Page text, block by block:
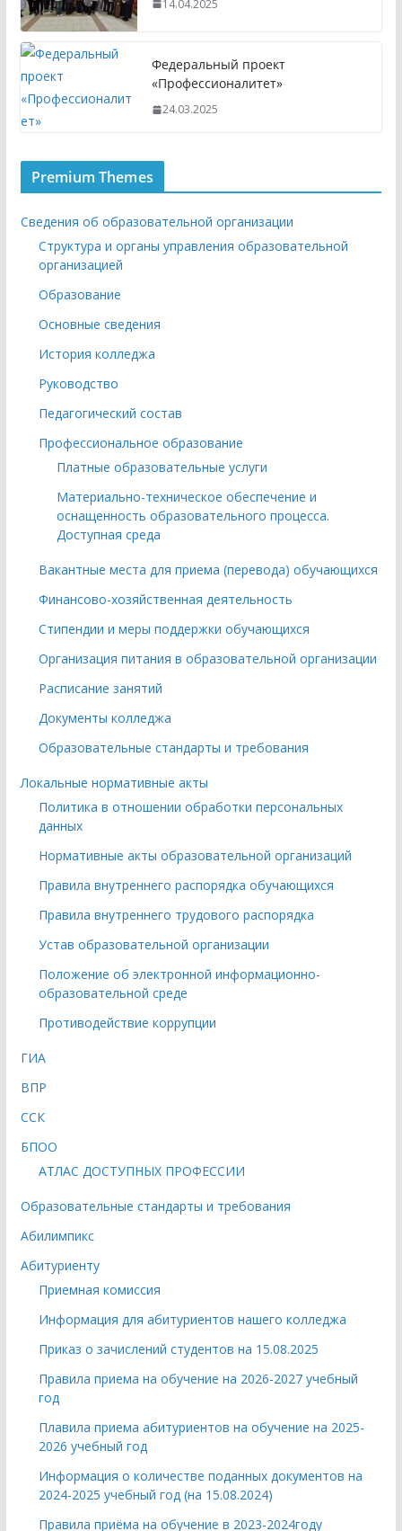
14.04.2025
Федеральный проект
«Профессионалитет»
24.03.2025
Premium Themes
Сведения об образовательной организации
Структура и органы управления образовательной
организацией
Образование
Основные сведения
История колледжа
Руководство
Педагогический состав
Профессиональное образование
Платные образовательные услуги
Материально-техническое обеспечение и
оснащенность образовательного процесса.
Доступная среда
Вакантные места для приема (перевода) обучающихся
Финансово-хозяйственная деятельность
Стипендии и меры поддержки обучающихся
Организация питания в образовательной организации
Расписание занятий
Документы колледжа
Образовательные стандарты и требования
Локальные нормативные акты
Политика в отношении обработки персональных
данных
Нормативные акты образовательной организаций
Правила внутреннего распорядка обучающихся
Правила внутреннего трудового распорядка
Устав образовательной организации
Положение об электронной информационно-
образовательной среде
Противодействие коррупции
ГИА
ВПР
ССК
БПОО
АТЛАС ДОСТУПНЫХ ПРОФЕССИИ
Образовательные стандарты и требования
Абилимпикс
Абитуриенту
Приемная комиссия
Информация для абитуриентов нашего колледжа
Приказ о зачислений студентов на 15.08.2025
Правила приема на обучение на 2026-2027 учебный
год
Плавила приема абитуриентов на обучение на 2025-
2026 учебный год
Информация о количестве поданных документов на
2024-2025 учебный год (на 15.08.2024)
Правила приёма на обучение в 2023-2024году